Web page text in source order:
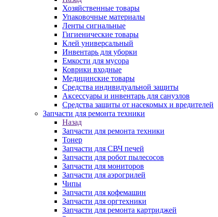
Хозяйственные товары
Упаковочные материалы
Ленты сигнальные
Гигиенические товары
Клей универсальный
Инвентарь для уборки
Емкости для мусора
Коврики входные
Медицинские товары
Средства индивидуальной защиты
Аксессуары и инвентарь для санузлов
Средства защиты от насекомых и вредителей
Запчасти для ремонта техники
Назад
Запчасти для ремонта техники
Тонер
Запчасти для СВЧ печей
Запчасти для робот пылесосов
Запчасти для мониторов
Запчасти для аэрогрилей
Чипы
Запчасти для кофемашин
Запчасти для оргтехники
Запчасти для ремонта картриджей